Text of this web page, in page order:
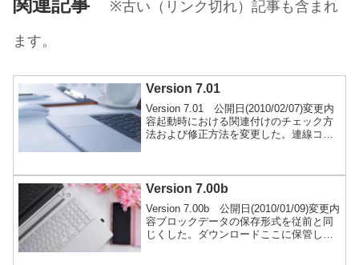
関連記事
※古い（リンク切れ）記事も含まれ
ます。
Version 7.01
Version 7.01 公開日(2010/02/07)変更内
容起動時における関連付けのチェック方
法および修正方法を変更した。連線コマ
フィックスした（7.00で発生）。ダウン
ロードここに保管しているファイルは、
ァイルです。特別な理由がない限り、使
用はお勧めしません。ダウンロード
Version 7.00b
Version 7.00b 公開日(2010/01/09)変更内
容ブロックデータの保存形式を従前と同
じくした。ダウンロードここに保管して